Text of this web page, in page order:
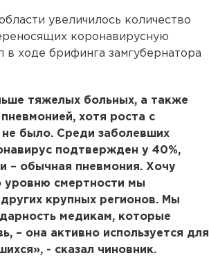
увеличилось количество
коронавирусную
в ходе брифинга замгубернатора
тяжелых больных, а также
хотя роста с
было. Среди заболевших
подтвержден у 40%,
– обычная пневмония. Хочу
уровню смертности мы
крупных регионов. Мы
медикам, которые
– она активно используется для
- сказал чиновник.